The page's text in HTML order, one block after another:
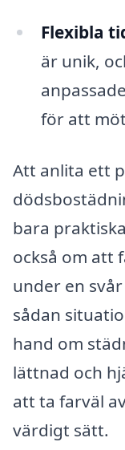
Flexibla
är unik,
för att
Att anlita ett
bara
också om att
under en
sådan
hand om
lättnad och
att ta farväl
värdigt sätt.